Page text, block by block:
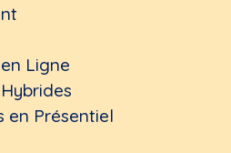
Ligne
en Présentiel